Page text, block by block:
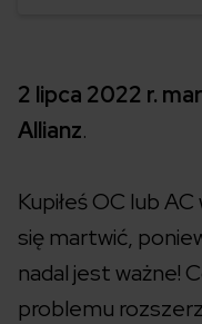
2 lipca 2022 r.
Allianz.
Kupiłeś OC lub
się martwić,
nadal jest ważne!
problemu